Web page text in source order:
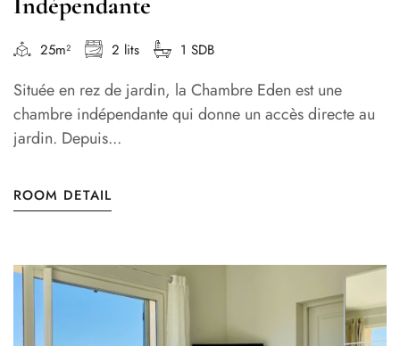
25m² 2 lits 1 SDB
Située en rez de jardin, la Chambre Eden est une
chambre indépendante qui donne un accès directe au
jardin. Depuis...
ROOM DETAIL